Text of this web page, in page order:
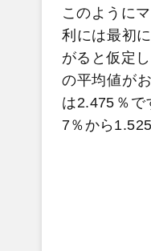
このように
利には最初
がると仮定
の平均値が
は2.475％
7％から